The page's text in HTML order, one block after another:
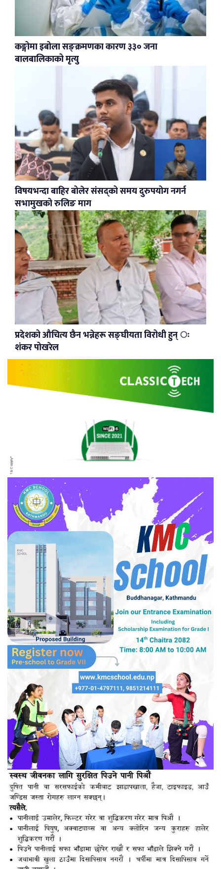
कङ्गोमा इबोला सङ्क्रमणका कारण ३३० जना
बालबालिकाको मृत्यु
विषयभन्दा बाहिर बोलेर संसद्को समय दुरुपयोग नगर्न
सभामुखको रुलिङ माग
प्रदेशको औचित्य छैन भन्नेहरू सङ्घीयता विरोधी हुन् ः
शंकर पोखरेल